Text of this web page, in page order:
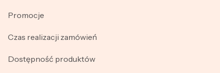
Promocje
Czas realizacji zamówień
Dostępność produktów